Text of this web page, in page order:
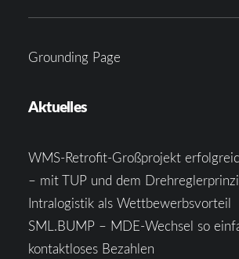
Grounding Page
Aktuelles
WMS-Retrofit-Großprojekt
– mit TUP und dem
Intralogistik als Wettbewerbsvorteil
SML.BUMP – MDE-Wechsel so
kontaktloses Bezahlen